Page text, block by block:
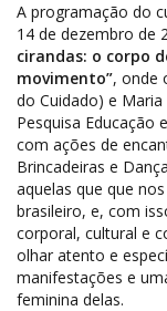
A programação do
14 de dezembro de
cirandas: o corpo
movimento”, onde
do Cuidado) e
Pesquisa Educação
com ações de
Brincadeiras e
aquelas que que
brasileiro, e, com
corporal, cultural e
olhar atento e
manifestações e
feminina delas.